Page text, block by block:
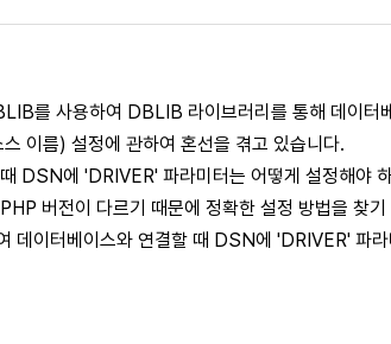
를 사용하여 DBLIB 라이브러리를 통해 데이터
이름) 설정에 관하여 혼선을 겪고 있습니다.
DSN에 'DRIVER' 파라미터는 어떻게 설정해야
버전이 다르기 때문에 정확한 설정 방법을 찾기
데이터베이스와 연결할 때 DSN에 'DRIVER' 파